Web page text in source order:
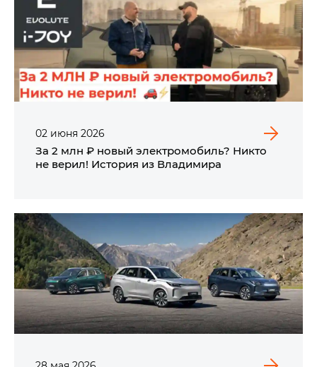
02 июня 2026
За 2 млн ₽ новый электромобиль? Никто
не верил! История из Владимира